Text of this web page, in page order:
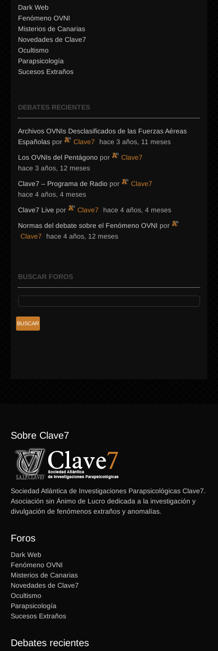
Dark Web
Fenómeno OVNI
Misterios de Canarias
Novedades de Clave7
Ocultismo
Parapsicología
Sucesos Extraños
DEBATES RECIENTES
Archivos OVNIs Desclasificados de las Fuerzas Aéreas
Españolas por Clave7
hace 3 años, 11 meses
Los OVNIs del Pentágono por
Clave7
hace 3 años, 12 meses
Clave7 – Programa de Radio por
Clave7
hace 4 años, 4 meses
Clave7 Live por Clave7
hace 4 años, 4 meses
Normas del debate sobre el Fenómeno OVNI por
Clave7
hace 4 años, 12 meses
BUSCAR FOROS
Sobre Clave7
Sociedad Atlántica de Investigaciones Parapsicológicas Clave7.
Asociación sin Ánimo de Lucro dedicada a la investigación y
divulgación de fenómenos extraños y anomalías.
Foros
Dark Web
Fenómeno OVNI
Misterios de Canarias
Novedades de Clave7
Ocultismo
Parapsicología
Sucesos Extraños
Debates recientes